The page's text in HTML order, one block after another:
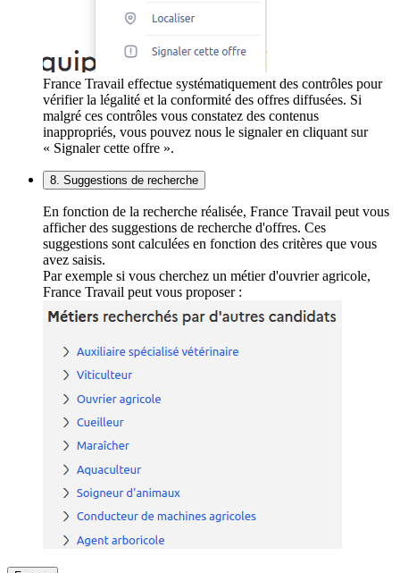
France Travail effectue systématiquement des contrôles pour
vérifier la légalité et la conformité des offres diffusées. Si
malgré ces contrôles vous constatez des contenus
inappropriés, vous pouvez nous le signaler en cliquant sur
« Signaler cette offre ».
8. Suggestions de recherche
En fonction de la recherche réalisée, France Travail peut vous
afficher des suggestions de recherche d'offres. Ces
suggestions sont calculées en fonction des critères que vous
avez saisis.
Par exemple si vous cherchez un métier d'ouvrier agricole,
France Travail peut vous proposer :